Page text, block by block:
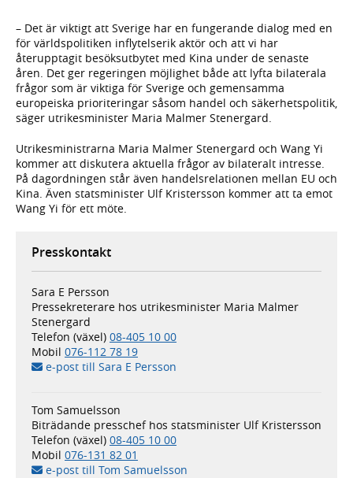
– Det är viktigt att Sverige har en fungerande dialog med en
för världspolitiken inflytelserik aktör och att vi har
återupptagit besöksutbytet med Kina under de senaste
åren. Det ger regeringen möjlighet både att lyfta bilaterala
frågor som är viktiga för Sverige och gemensamma
europeiska prioriteringar såsom handel och säkerhetspolitik,
säger utrikesminister Maria Malmer Stenergard.
Utrikesministrarna Maria Malmer Stenergard och Wang Yi
kommer att diskutera aktuella frågor av bilateralt intresse.
På dagordningen står även handelsrelationen mellan EU och
Kina. Även statsminister Ulf Kristersson kommer att ta emot
Wang Yi för ett möte.
Presskontakt
Sara E Persson
Pressekreterare hos utrikesminister Maria Malmer
Stenergard
Telefon (växel) 08-405 10 00
Mobil 076-112 78 19
e-post till Sara E Persson
Tom Samuelsson
Biträdande presschef hos statsminister Ulf Kristersson
Telefon (växel) 08-405 10 00
Mobil 076-131 82 01
e-post till Tom Samuelsson